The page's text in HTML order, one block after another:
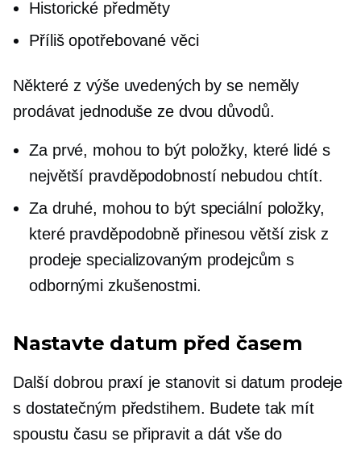
Historické předměty
Příliš opotřebované věci
Některé z výše uvedených by se neměly
prodávat jednoduše ze dvou důvodů.
Za prvé, mohou to být položky, které lidé s
největší pravděpodobností nebudou chtít.
Za druhé, mohou to být speciální položky,
které pravděpodobně přinesou větší zisk z
prodeje specializovaným prodejcům s
odbornými zkušenostmi.
Nastavte datum před časem
Další dobrou praxí je stanovit si datum prodeje
s dostatečným předstihem. Budete tak mít
spoustu času se připravit a dát vše do